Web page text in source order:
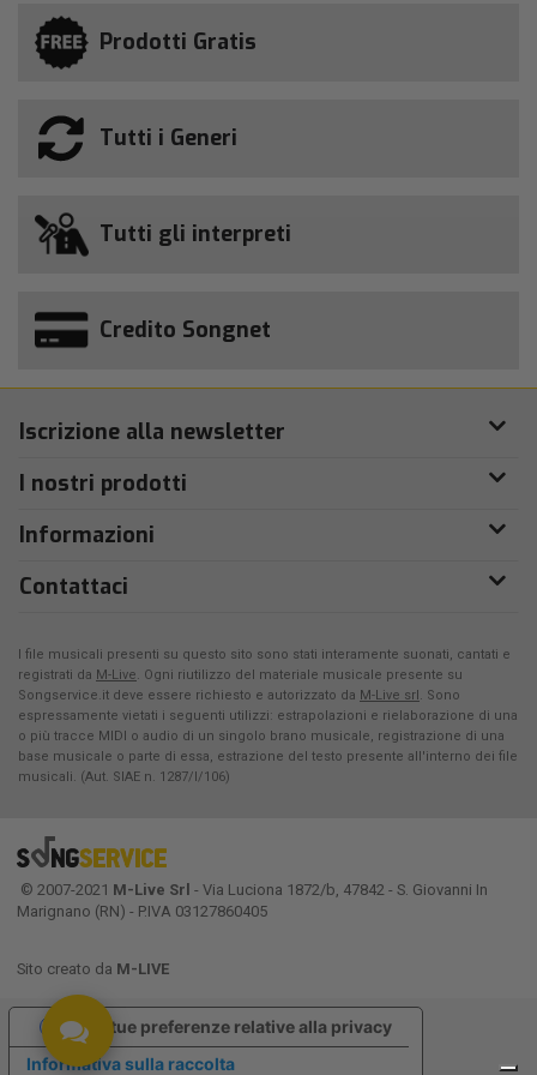
Prodotti Gratis
Tutti i Generi
Tutti gli interpreti
Credito Songnet
Iscrizione alla newsletter
I nostri prodotti
Informazioni
Contattaci
I file musicali presenti su questo sito sono stati interamente suonati, cantati e
registrati da M-Live. Ogni riutilizzo del materiale musicale presente su
Songservice.it deve essere richiesto e autorizzato da M-Live srl . Sono
espressamente vietati i seguenti utilizzi: estrapolazioni e rielaborazione di una
o più tracce MIDI o audio di un singolo brano musicale, registrazione di una
base musicale o parte di essa, estrazione del testo presente all'interno dei file
musicali. (Aut. SIAE n. 1287/I/106)
© 2007-2021 M-Live Srl - Via Luciona 1872/b, 47842 - S. Giovanni In
Marignano (RN) - P.IVA 03127860405
Sito creato da M-LIVE
Informativa sulla raccolta
Le tue preferenze relative alla privacy